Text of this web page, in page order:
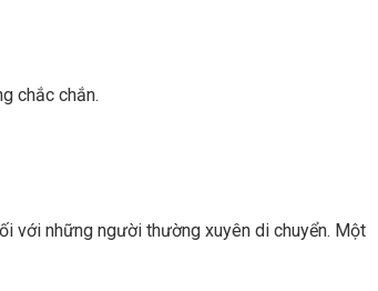
chắc chắn.
với những người thường xuyên di chuyển. Một